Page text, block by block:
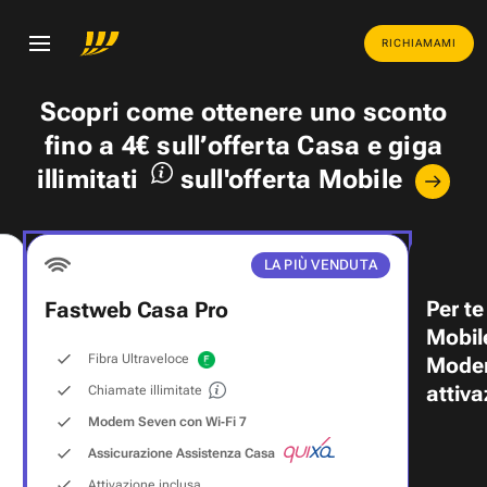
RICHIAMAMI
Scopri come ottenere uno sconto
fino a 4€ sull’offerta Casa egiga
illimitati
sull'offerta Mobile
LA PIÙ VENDUTA
Fastweb Casa Pro
Fibra Ultraveloce
Chiamate illimitate
Modem Seven con Wi‑Fi 7
Assicurazione Assistenza Casa
Per